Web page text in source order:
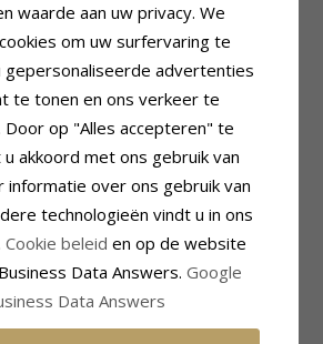
Steen
Slijpsel:Briljantgeslepen
Steen: Diamant
Diamant Kleur:Wesselton
Caraat: 0,001
waarde aan uw privacy. We
om uw surfervaring te
advertenties
te tonen en ons verkeer te
Door op "Alles accepteren" te
u akkoord met ons gebruik van
informatie over ons gebruik van
technologieën vindt u in ons
Cookie beleid en op de website
Data Answers. Google
Data Answers